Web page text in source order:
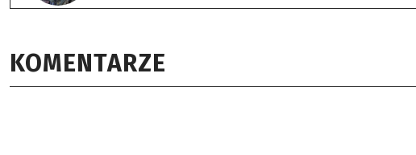
KOMENTARZE